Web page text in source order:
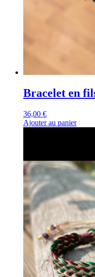
Bracelet en
36,00 €
Ajouter au panier